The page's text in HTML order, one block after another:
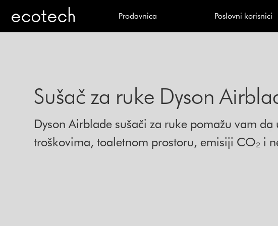
Prodavnica Poslovni korisnici
Sušač za ruke Dyson
Dyson Airblade sušači za ruke pomažu vam da
troškovima, toaletnom prostoru, emisiji CO₂ i